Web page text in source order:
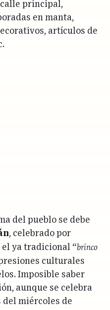
principal,
en manta,
artículos de
del pueblo se debe
, celebrado por
el ya tradicional “brinco
culturales
Imposible saber
aunque se celebra
del miércoles de